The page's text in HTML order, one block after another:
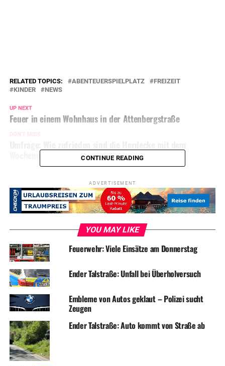
RELATED TOPICS: ABENTEUERSPIELPLATZ
FREIZEIT
KINDER
NEWS
UP NEXT
Feuer in einem Wohnhaus in der Attenbergstraße
DON'T MISS
Wochenmarkt?
CONTINUE READING
ADVERTISEMENT
YOU MAY LIKE
Feuerwehr: Viele Einsätze am Donnerstag
Ender Talstraße: Unfall bei Überholversuch
Embleme von Autos geklaut – Polizei sucht
Zeugen
Ender Talstraße: Auto kommt von Straße ab